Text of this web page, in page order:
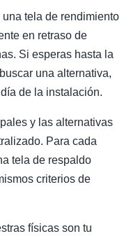
tela de rendimiento
en retraso de
Si esperas hasta la
una alternativa,
de la instalación.
y las alternativas
Para cada
tela de respaldo
criterios de
físicas son tu